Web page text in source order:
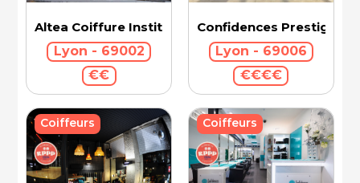
Altea Coiffure Institut
Lyon - 69002
€€
Confidences Prestige
Lyon - 69006
€€€€
Coiffeurs Coiffeurs